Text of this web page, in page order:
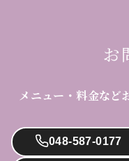
お
メニュー・料金など
048-587-0177